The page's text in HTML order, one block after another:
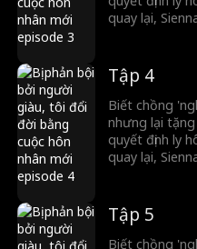
quay lại,
Tập 4
Biết chồng
nhưng lại
quyết định ly
quay lại,
Tập 5
Biết chồng